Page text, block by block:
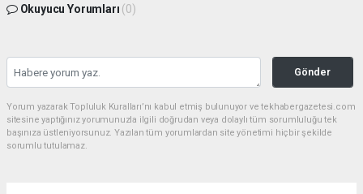
Okuyucu Yorumları (0)
Gönder
Yorum yazarak Topluluk Kuralları’nı kabul etmiş bulunuyor ve tekhabergazetesi.com
sitesine yaptığınız yorumunuzla ilgili doğrudan veya dolaylı tüm sorumluluğu tek
başınıza üstleniyorsunuz. Yazılan tüm yorumlardan site yönetimi hiçbir şekilde
sorumlu tutulamaz.